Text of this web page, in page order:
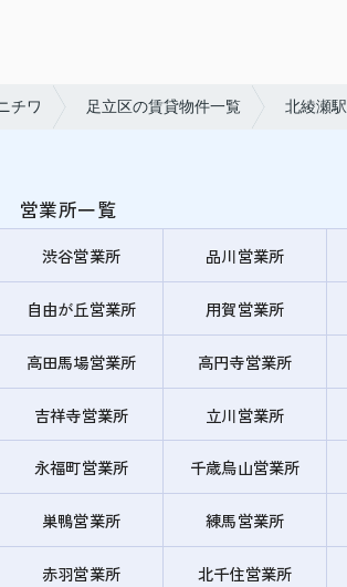
チワ 足立区の賃貸物件一覧 北綾瀬駅
営業所一覧
渋谷営業所 品川営業所
自由が丘営業所 用賀営業所
高田馬場営業所 高円寺営業所
吉祥寺営業所 立川営業所
永福町営業所 千歳烏山営業所
巣鴨営業所 練馬営業所
赤羽営業所 北千住営業所